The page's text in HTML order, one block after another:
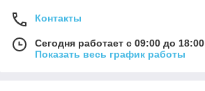
Контакты
Сегодня работает с 09:00 до 18:00
Показать весь график работы